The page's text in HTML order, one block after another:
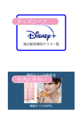
社内お見合い